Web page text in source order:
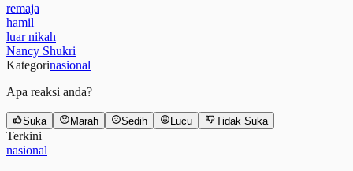
remaja
hamil
luar nikah
Nancy Shukri
Kategorinasional
Apa reaksi anda?
Suka Marah Sedih Lucu Tidak Suka
Terkini
nasional